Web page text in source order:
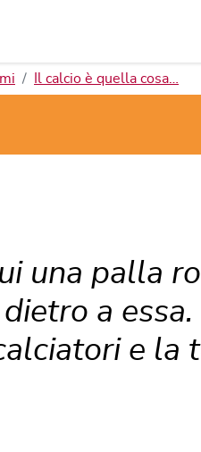
Il calcio è quella cosa…
una palla
a essa.
e la